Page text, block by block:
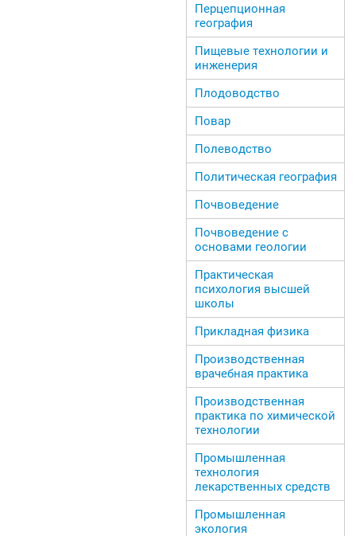
Перцепционная
география
Пищевые технологии и
инженерия
Плодоводство
Повар
Полеводство
Политическая география
Почвоведение
Почвоведение с
основами геологии
Практическая
психология высшей
школы
Прикладная физика
Производственная
врачебная практика
Производственная
практика по химической
технологии
Промышленная
технология
лекарственных средств
Промышленная
экология